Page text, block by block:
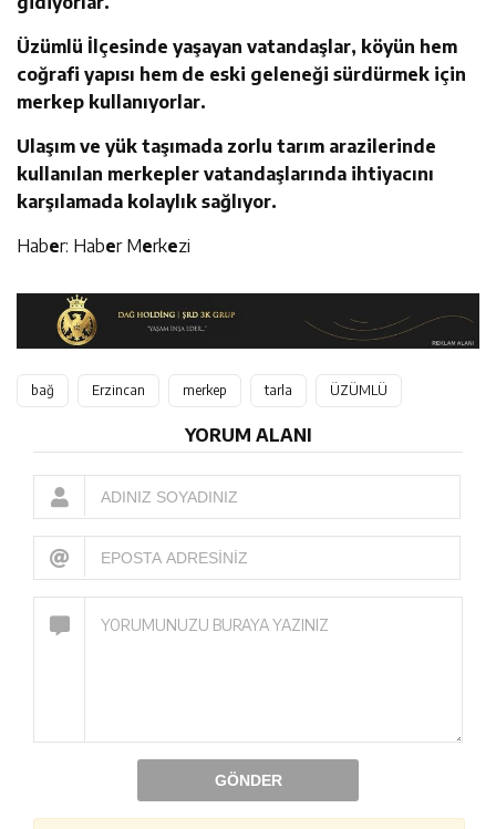
Üzümlü İlçesinde yaşayan vatandaşlar, köyün hem
coğrafi yapısı hem de eski geleneği sürdürmek için
merkep kullanıyorlar.
Ulaşım ve yük taşımada zorlu tarım arazilerinde
kullanılan merkepler vatandaşlarında ihtiyacını
karşılamada kolaylık sağlıyor.
Haber: Haber Merkezi
bağ Erzincan merkep tarla ÜZÜMLÜ
YORUM ALANI
GÖNDER